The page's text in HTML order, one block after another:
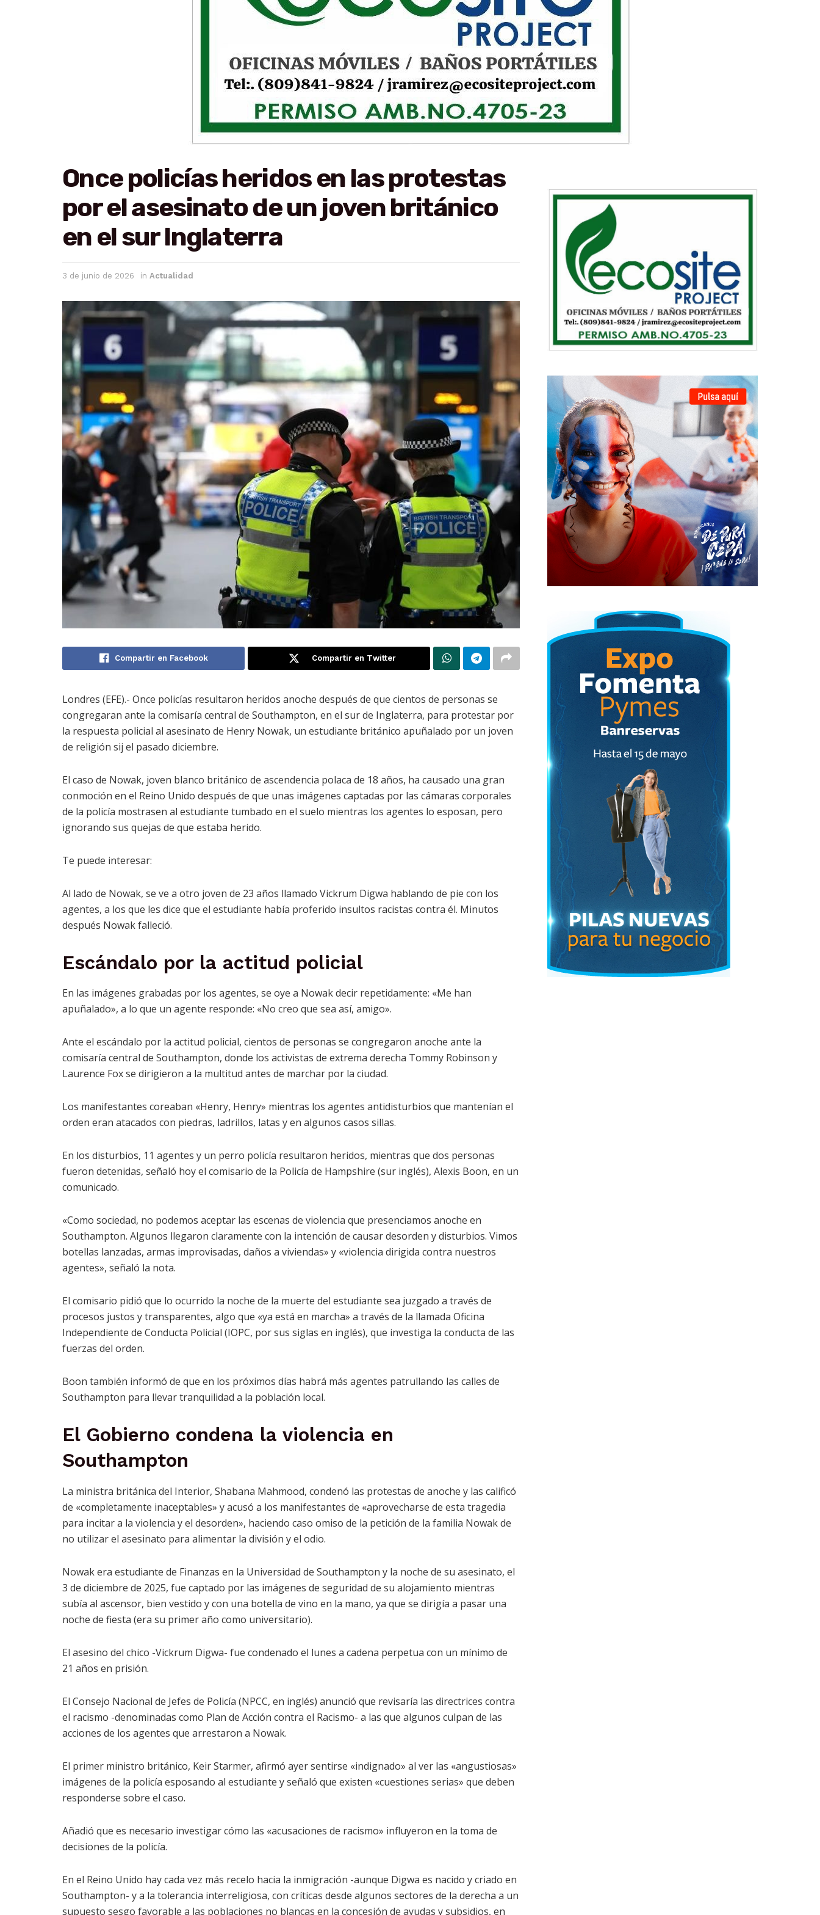
Once policías heridos en las protestas
por el asesinato de un joven británico
en el sur Inglaterra
3 de junio de 2026 in Actualidad
Compartir en Facebook Compartir en Twitter
Londres (EFE).- Once policías resultaron heridos anoche después de que cientos de personas se
congregaran ante la comisaría central de Southampton, en el sur de Inglaterra, para protestar por
la respuesta policial al asesinato de Henry Nowak, un estudiante británico apuñalado por un joven
de religión sij el pasado diciembre.
El caso de Nowak, joven blanco británico de ascendencia polaca de 18 años, ha causado una gran
conmoción en el Reino Unido después de que unas imágenes captadas por las cámaras corporales
de la policía mostrasen al estudiante tumbado en el suelo mientras los agentes lo esposan, pero
ignorando sus quejas de que estaba herido.
Te puede interesar:
Al lado de Nowak, se ve a otro joven de 23 años llamado Vickrum Digwa hablando de pie con los
agentes, a los que les dice que el estudiante había proferido insultos racistas contra él. Minutos
después Nowak falleció.
Escándalo por la actitud policial
En las imágenes grabadas por los agentes, se oye a Nowak decir repetidamente: «Me han
apuñalado», a lo que un agente responde: «No creo que sea así, amigo».
Ante el escándalo por la actitud policial, cientos de personas se congregaron anoche ante la
comisaría central de Southampton, donde los activistas de extrema derecha Tommy Robinson y
Laurence Fox se dirigieron a la multitud antes de marchar por la ciudad.
Los manifestantes coreaban «Henry, Henry» mientras los agentes antidisturbios que mantenían el
orden eran atacados con piedras, ladrillos, latas y en algunos casos sillas.
En los disturbios, 11 agentes y un perro policía resultaron heridos, mientras que dos personas
fueron detenidas, señaló hoy el comisario de la Policía de Hampshire (sur inglés), Alexis Boon, en un
comunicado.
«Como sociedad, no podemos aceptar las escenas de violencia que presenciamos anoche en
Southampton. Algunos llegaron claramente con la intención de causar desorden y disturbios. Vimos
botellas lanzadas, armas improvisadas, daños a viviendas» y «violencia dirigida contra nuestros
agentes», señaló la nota.
El comisario pidió que lo ocurrido la noche de la muerte del estudiante sea juzgado a través de
procesos justos y transparentes, algo que «ya está en marcha» a través de la llamada Oficina
Independiente de Conducta Policial (IOPC, por sus siglas en inglés), que investiga la conducta de las
fuerzas del orden.
Boon también informó de que en los próximos días habrá más agentes patrullando las calles de
Southampton para llevar tranquilidad a la población local.
El Gobierno condena la violencia en
Southampton
La ministra británica del Interior, Shabana Mahmood, condenó las protestas de anoche y las calificó
de «completamente inaceptables» y acusó a los manifestantes de «aprovecharse de esta tragedia
para incitar a la violencia y el desorden», haciendo caso omiso de la petición de la familia Nowak de
no utilizar el asesinato para alimentar la división y el odio.
Nowak era estudiante de Finanzas en la Universidad de Southampton y la noche de su asesinato, el
3 de diciembre de 2025, fue captado por las imágenes de seguridad de su alojamiento mientras
subía al ascensor, bien vestido y con una botella de vino en la mano, ya que se dirigía a pasar una
noche de fiesta (era su primer año como universitario).
El asesino del chico -Vickrum Digwa- fue condenado el lunes a cadena perpetua con un mínimo de
21 años en prisión.
El Consejo Nacional de Jefes de Policía (NPCC, en inglés) anunció que revisaría las directrices contra
el racismo -denominadas como Plan de Acción contra el Racismo- a las que algunos culpan de las
acciones de los agentes que arrestaron a Nowak.
El primer ministro británico, Keir Starmer, afirmó ayer sentirse «indignado» al ver las «angustiosas»
imágenes de la policía esposando al estudiante y señaló que existen «cuestiones serias» que deben
responderse sobre el caso.
Añadió que es necesario investigar cómo las «acusaciones de racismo» influyeron en la toma de
decisiones de la policía.
En el Reino Unido hay cada vez más recelo hacia la inmigración -aunque Digwa es nacido y criado en
Southampton- y a la tolerancia interreligiosa, con críticas desde algunos sectores de la derecha a un
supuesto sesgo favorable a las poblaciones no blancas en la concesión de ayudas y subsidios, en